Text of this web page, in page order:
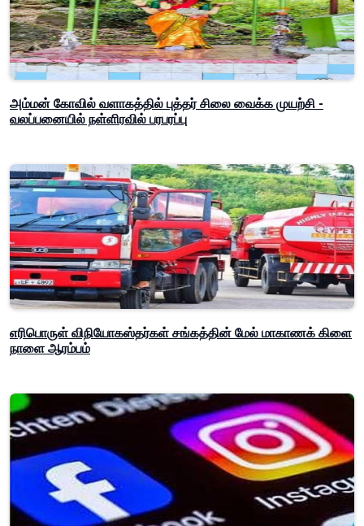
அம்மன் கோவில் வளாகத்தில் புத்தர் சிலை வைக்க முயற்சி -
வலப்பனையில் நள்ளிரவில் பரபரப்பு
எரிபொருள் விநியோகஸ்தர்கள் சங்கத்தின் மேல் மாகாணக் கிளை
நாளை ஆரம்பம்